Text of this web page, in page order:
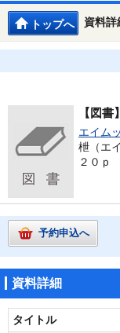
資料詳
トップへ
【図書】
エイム
枻（エ
２０ｐ
予約申込へ
資料詳細
タイトル